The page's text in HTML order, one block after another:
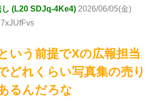
し (L20 SDJq-4Ke4) 2026/06/05(金)
いう前提でXの広報担当
どれくらい写真集の売り
るんだろな